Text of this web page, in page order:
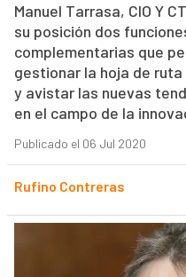
Manuel Tarrasa, CIO Y
su posición dos
complementarias que
gestionar la hoja de
y avistar las nuevas
en el campo de la
Publicado el 06 Jul 2020
Rufino Contreras